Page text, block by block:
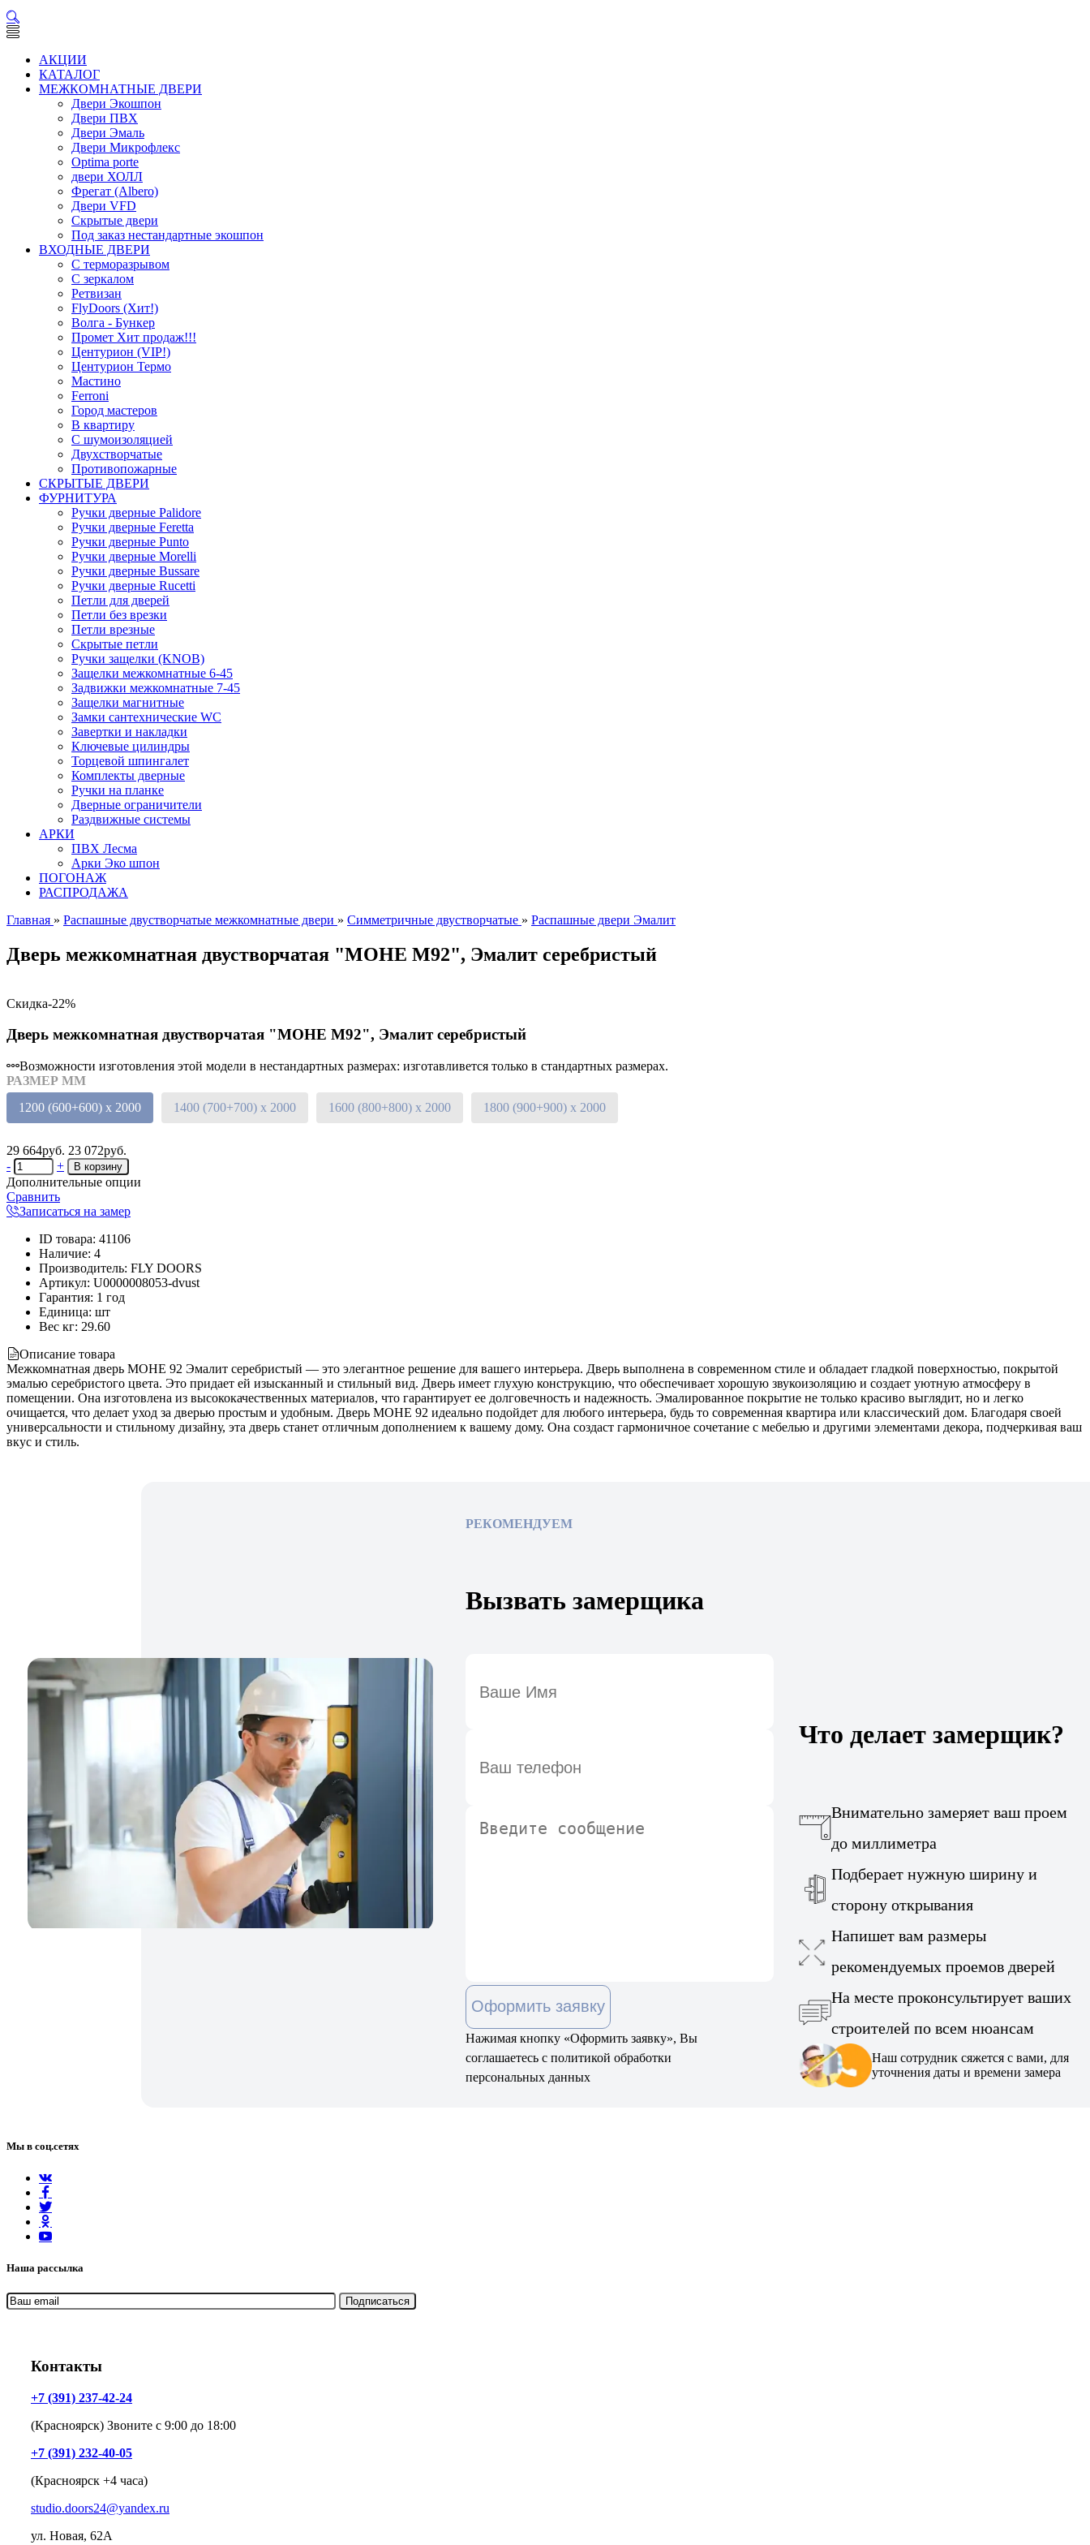
АКЦИИ
КАТАЛОГ
МЕЖКОМНАТНЫЕ ДВЕРИ
Двери Экошпон
Двери ПВХ
Двери Эмаль
Двери Микрофлекс
Optima porte
двери ХОЛЛ
Фрегат (Albero)
Двери VFD
Скрытые двери
Под заказ нестандартные экошпон
ВХОДНЫЕ ДВЕРИ
С терморазрывом
С зеркалом
Ретвизан
FlyDoors (Хит!)
Волга - Бункер
Промет Хит продаж!!!
Центурион (VIP!)
Центурион Термо
Мастино
Ferroni
Город мастеров
В квартиру
С шумоизоляцией
Двухстворчатые
Противопожарные
СКРЫТЫЕ ДВЕРИ
ФУРНИТУРА
Ручки дверные Palidore
Ручки дверные Feretta
Ручки дверные Punto
Ручки дверные Morelli
Ручки дверные Bussare
Ручки дверные Rucetti
Петли для дверей
Петли без врезки
Петли врезные
Скрытые петли
Ручки защелки (KNOB)
Защелки межкомнатные 6-45
Задвижки межкомнатные 7-45
Защелки магнитные
Замки сантехнические WC
Завертки и накладки
Ключевые цилиндры
Торцевой шпингалет
Комплекты дверные
Ручки на планке
Дверные ограничители
Раздвижные системы
АРКИ
ПВХ Лесма
Арки Эко шпон
ПОГОНАЖ
РАСПРОДАЖА
Главная » Распашные двустворчатые межкомнатные двери » Симметричные двустворчатые » Распашные двери Эмалит
Дверь межкомнатная двустворчатая "МОНЕ M92", Эмалит серебристый
Скидка-22%
Дверь межкомнатная двустворчатая "МОНЕ M92", Эмалит серебристый
Возможности изготовления этой модели в нестандартных размерах: изготавливется только в стандартных размерах.
РАЗМЕР ММ
1200 (600+600) х 2000
1400 (700+700) х 2000 1600 (800+800) х 2000 1800 (900+900) х 2000
29 664руб. 23 072руб.
-
+
Дополнительные опции
Сравнить
Записаться на замер
ID товара: 41106
Наличие: 4
Производитель: FLY DOORS
Артикул: U0000008053-dvust
Гарантия: 1 год
Единица: шт
Вес кг: 29.60
Описание товара
Межкомнатная дверь МОНЕ 92 Эмалит серебристый — это элегантное решение для вашего интерьера. Дверь выполнена в современном стиле и обладает гладкой поверхностью, покрытой
эмалью серебристого цвета. Это придает ей изысканный и стильный вид. Дверь имеет глухую конструкцию, что обеспечивает хорошую звукоизоляцию и создает уютную атмосферу в
помещении. Она изготовлена из высококачественных материалов, что гарантирует ее долговечность и надежность. Эмалированное покрытие не только красиво выглядит, но и легко
очищается, что делает уход за дверью простым и удобным. Дверь МОНЕ 92 идеально подойдет для любого интерьера, будь то современная квартира или классический дом. Благодаря своей
универсальности и стильному дизайну, эта дверь станет отличным дополнением к вашему дому. Она создаст гармоничное сочетание с мебелью и другими элементами декора, подчеркивая ваш
вкус и стиль.
РЕКОМЕНДУЕМ
Вызвать замерщика
Оформить заявку
Нажимая кнопку «Оформить заявку», Вы
соглашаетесь с политикой обработки
персональных данных
Что делает замерщик?
Внимательно замеряет ваш проем
до миллиметра
Подберает нужную ширину и
сторону открывания
Напишет вам размеры
рекомендуемых проемов дверей
На месте проконсультирует ваших
строителей по всем нюансам
Наш сотрудник сяжется с вами, для
уточнения даты и времени замера
Мы в соц.сетях
Наша рассылка
Контакты
+7 (391) 237-42-24
(Красноярск) Звоните с 9:00 до 18:00
+7 (391) 232-40-05
(Красноярск +4 часа)
studio.doors24@yandex.ru
ул. Новая, 62А